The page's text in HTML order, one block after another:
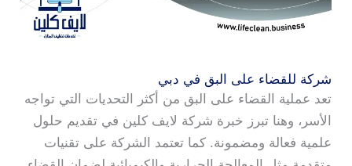
شركة للقضاء على البق في دبي
تعد عملية القضاء على البق من أكثر التحديات التي تواجه
الأسر، وهنا تبرز خبرة شركة لايف كلين في تقديم حلول
علمية فعالة ومضمونة. كما تعتمد الشركة على تقنيات